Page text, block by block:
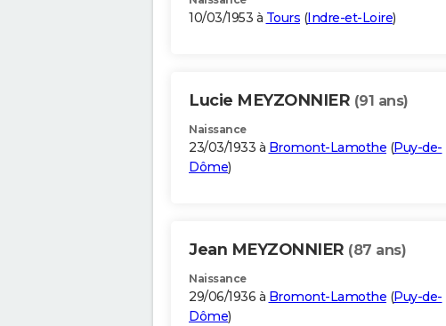
10/03/1953 à Tours (Indre-et-Loire)
Lucie MEYZONNIER (91 ans)
Naissance
23/03/1933 à Bromont-Lamothe (Puy-de-
Dôme)
Jean MEYZONNIER (87 ans)
Naissance
29/06/1936 à Bromont-Lamothe (Puy-de-
Dôme)